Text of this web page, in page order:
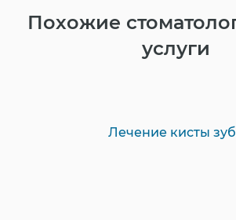
Похожие
услуги
Лечение кисты